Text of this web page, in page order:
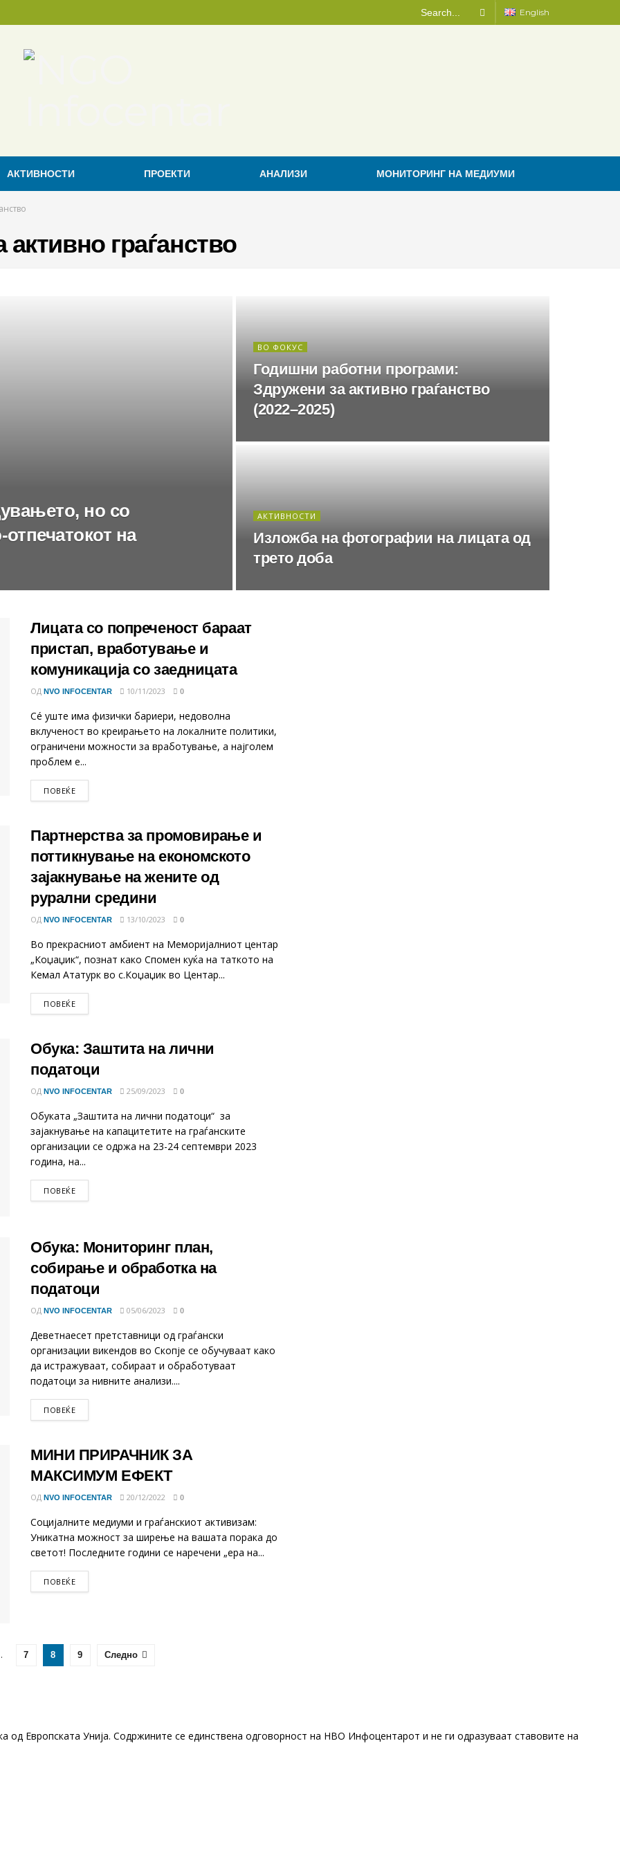
English
АКТИВНОСТИ ПРОЕКТИ АНАЛИЗИ МОНИТОРИНГ НА МЕДИУМИ
граѓанство
но со
на
ВО ФОКУС
Годишни работни програми:
Здружени за активно граѓанство
(2022–2025)
АКТИВНОСТИ
Изложба на фотографии на лицата од
трето доба
Лицата со попреченост бараат
пристап, вработување и
комуникација со заедницата
ОД NVO INFOCENTAR 10/11/2023 0
Сé уште има физички бариери, недоволна
вклученост во креирањето на локалните политики,
ограничени можности за вработување, а најголем
проблем е...
ПОВЕЌЕDETAILS
Партнерства за промовирање и
поттикнување на економското
зајакнување на жените од
рурални средини
ОД NVO INFOCENTAR 13/10/2023 0
Во прекрасниот амбиент на Меморијалниот центар
„Коџаџик“, познат како Спомен куќа на таткото на
Кемал Ататурк во с.Коџаџик во Центар...
ПОВЕЌЕDETAILS
Обука: Заштита на лични
податоци
ОД NVO INFOCENTAR 25/09/2023 0
Oбуката „Заштита на лични податоци“ за
зајакнување на капацитетите на граѓанските
организации се одржа на 23-24 септември 2023
година, на...
ПОВЕЌЕDETAILS
Обука: Мониторинг план,
собирање и обработка на
податоци
ОД NVO INFOCENTAR 05/06/2023 0
Деветнаесет претставници од граѓански
организации викендов во Скопје се обучуваат како
да истражуваат, собираат и обработуваат
податоци за нивните анализи....
ПОВЕЌЕDETAILS
МИНИ ПРИРАЧНИК ЗА
МАКСИМУМ ЕФЕКТ
ОД NVO INFOCENTAR 20/12/2022 0
Социјалните медиуми и граѓанскиот активизам:
Уникатна можност за ширење на вашата порака до
светот! Последните години се наречени „ера на...
ПОВЕЌЕDETAILS
7 8 9 Следно
од Европската Унија. Содржините се единствена одговорност на НВО Инфоцентарот и не ги одразуваат ставовите на